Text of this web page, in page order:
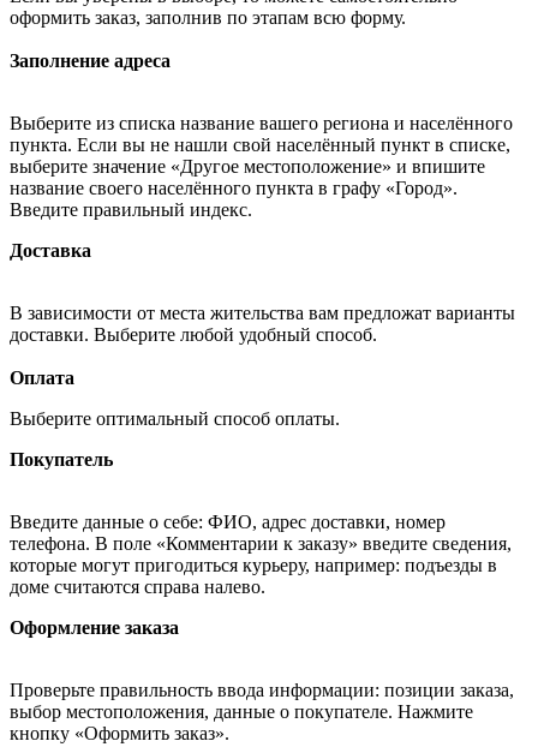
оформить заказ, заполнив по этапам всю форму.
Заполнение адреса
Выберите из списка название вашего региона и населённого
пункта. Если вы не нашли свой населённый пункт в списке,
выберите значение «Другое местоположение» и впишите
название своего населённого пункта в графу «Город».
Введите правильный индекс.
Доставка
В зависимости от места жительства вам предложат варианты
доставки. Выберите любой удобный способ.
Оплата
Выберите оптимальный способ оплаты.
Покупатель
Введите данные о себе: ФИО, адрес доставки, номер
телефона. В поле «Комментарии к заказу» введите сведения,
которые могут пригодиться курьеру, например: подъезды в
доме считаются справа налево.
Оформление заказа
Проверьте правильность ввода информации: позиции заказа,
выбор местоположения, данные о покупателе. Нажмите
кнопку «Оформить заказ».